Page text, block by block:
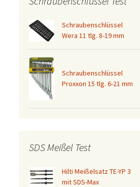
Schraubenschlüssel
Wera 11 tlg. 8-19 mm
Schraubenschlüssel
Proxxon 15 tlg. 6-21 mm
SDS Meißel Test
Hilti Meißelsatz TE-YP 3
mit SDS-Max